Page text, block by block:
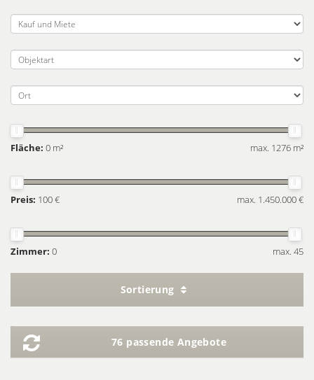
Fläche: 0 m² max. 1276 m²
Preis: 100 € max. 1.450.000 €
Zimmer: 0 max. 45
Sortierung
76 passende Angebote